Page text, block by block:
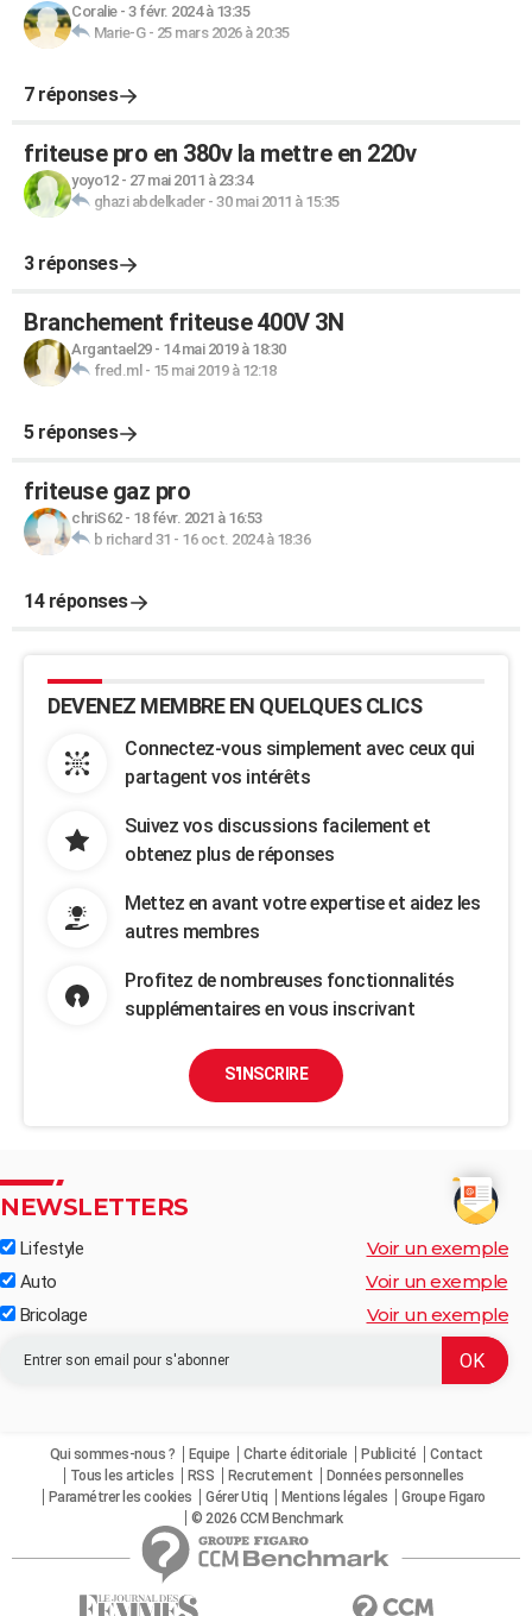
Coralie- 3 févr. 2024 à 13:35
Marie-G- 25 mars 2026 à 20:35
7 réponses
friteuse pro en 380v la mettre en 220v
yoyo12- 27 mai 2011 à 23:34
ghazi abdelkader- 30 mai 2011 à 15:35
3 réponses
Branchement friteuse 400V 3N
Argantael29- 14 mai 2019 à 18:30
fred.ml - 15 mai 2019 à 12:18
5 réponses
friteuse gaz pro
chriS62- 18 févr. 2021 à 16:53
b richard 31 - 16 oct. 2024 à 18:36
14 réponses
DEVENEZ MEMBRE EN QUELQUES CLICS
Connectez-vous simplement avec ceux qui
partagent vos intérêts
Suivez vos discussions facilement et
obtenez plus de réponses
Mettez en avant votre expertise et aidez les
autres membres
Profitez de nombreuses fonctionnalités
supplémentaires en vous inscrivant
S'INSCRIRE
NEWSLETTERS
Lifestyle Voir un exemple
Auto Voir un exemple
Bricolage Voir un exemple
Qui sommes-nous ? Equipe Charte éditoriale Publicité
Contact
Tous les articles
RSS Recrutement
Données personnelles
Paramétrer les cookies
Gérer Utiq Mentions légales
Groupe Figaro
© 2026 CCM Benchmark